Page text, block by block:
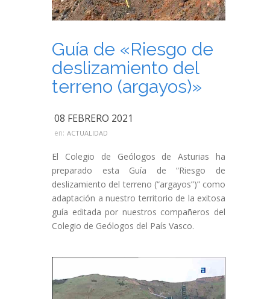
Guía de «Riesgo de
deslizamiento del
terreno (argayos)»
08 FEBRERO 2021
en: ACTUALIDAD
El Colegio de Geólogos de Asturias ha
preparado esta Guía de “Riesgo de
deslizamiento del terreno (“argayos”)” como
adaptación a nuestro territorio de la exitosa
guía editada por nuestros compañeros del
Colegio de Geólogos del País Vasco.